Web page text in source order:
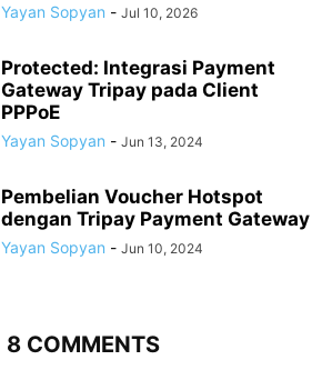
Yayan Sopyan - Jul 10, 2026
Protected: Integrasi Payment
Gateway Tripay pada Client
PPPoE
Yayan Sopyan - Jun 13, 2024
Pembelian Voucher Hotspot
dengan Tripay Payment Gateway
Yayan Sopyan - Jun 10, 2024
8 COMMENTS